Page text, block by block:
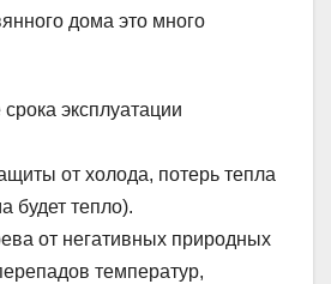
дома это много
эксплуатации
от холода, потерь тепла
будет тепло).
от негативных природных
температур,